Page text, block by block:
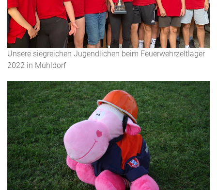
Unsere siegreichen Jugendlichen beim Feuerwehrzeltlager
2022 in Mühldorf